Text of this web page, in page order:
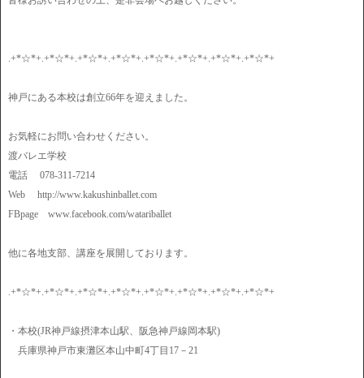
.+*☆*+.+*☆*+.+*☆*+.+*☆*+.+*☆*+.+*☆*+.+*☆*+.+*☆*+
神戸にある本校は創立66年を迎えました。
お気軽にお問い合わせください。
渡バレエ学校
電話 078-311-7214
Web http://www.kakushinballet.com
FBpage www.facebook.com/watariballet
他に各地支部、講座を展開しております。
.+*☆*+.+*☆*+.+*☆*+.+*☆*+.+*☆*+.+*☆*+.+*☆*+.+*☆*+
・本校(JR神戸線摂津本山駅、阪急神戸線岡本駅)
兵庫県神戸市東灘区本山中町4丁目17－21